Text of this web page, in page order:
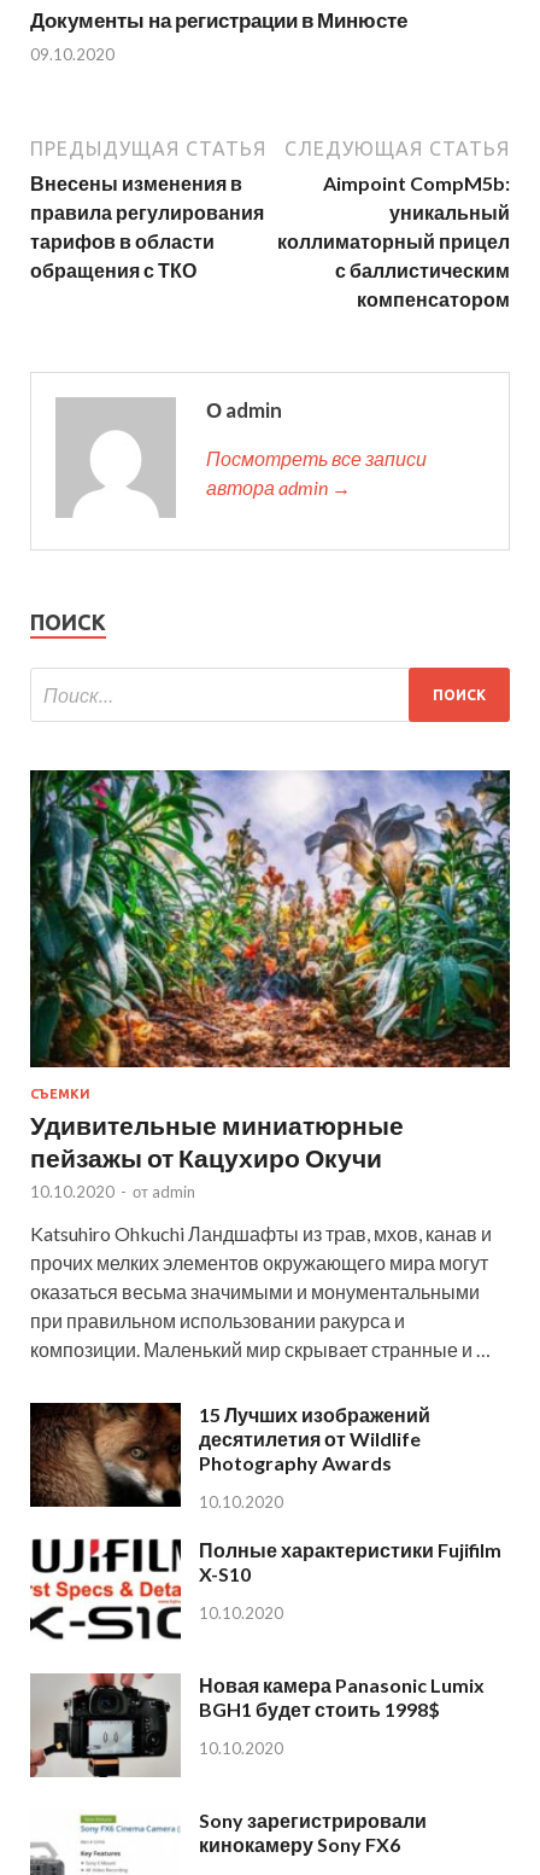
Документы на регистрации в Минюсте
09.10.2020
ПРЕДЫДУЩАЯ СТАТЬЯ
Внесены изменения в
правила регулирования
тарифов в области
обращения с ТКО
СЛЕДУЮЩАЯ СТАТЬЯ
Aimpoint CompM5b:
уникальный
коллиматорный прицел
с баллистическим
компенсатором
О admin
Посмотреть все записи
автора admin →
ПОИСК
СЪЕМКИ
Удивительные миниатюрные
пейзажы от Кацухиро Окучи
10.10.2020 - от admin
Katsuhiro Ohkuchi Ландшафты из трав, мхов, канав и
прочих мелких элементов окружающего мира могут
оказаться весьма значимыми и монументальными
при правильном использовании ракурса и
композиции. Маленький мир скрывает странные и …
15 Лучших изображений
десятилетия от Wildlife
Photography Awards
10.10.2020
Полные характеристики Fujifilm
X-S10
10.10.2020
Новая камера Panasonic Lumix
BGH1 будет стоить 1998$
10.10.2020
Sony зарегистрировали
кинокамеру Sony FX6